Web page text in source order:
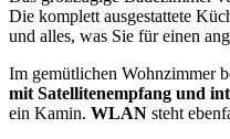
Die komplett ausgestattete
und alles, was Sie für einen
Im gemütlichen Wohnzimmer
mit Satellitenempfang und
ein Kamin. WLAN steht